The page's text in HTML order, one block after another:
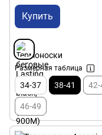
Купить
Размерная таблица
34-37 38-41 42-
46-49